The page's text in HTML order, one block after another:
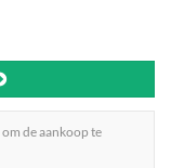
om de aankoop te